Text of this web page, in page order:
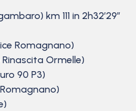
km 111 in 2h32’29”
Romagnano)
Ormelle)
90 P3)